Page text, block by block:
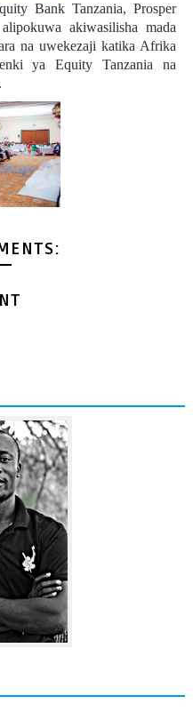
Bank Tanzania, Prosper
akiwasilisha mada
na uwekezaji katika Afrika
ya Equity Tanzania na